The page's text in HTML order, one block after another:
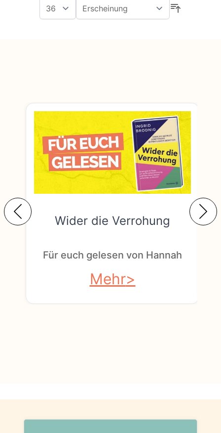
Wider die Verrohung
Für euch gelesen von Hannah
Mehr